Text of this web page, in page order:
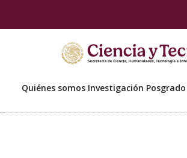
Quiénes somos Investigación Posgrado